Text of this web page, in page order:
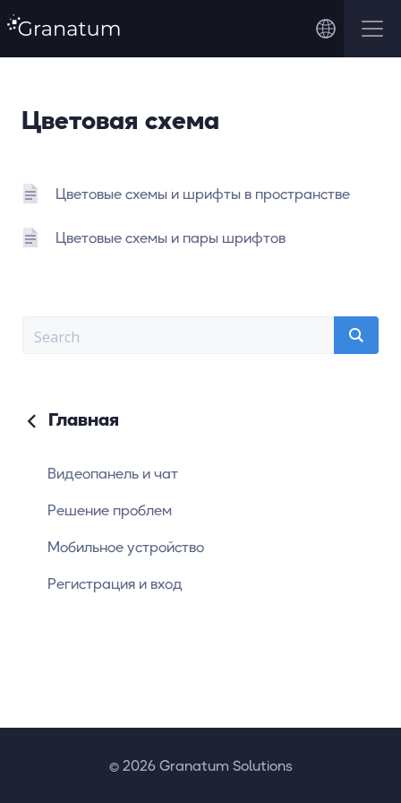
Цветовая схема
Цветовые схемы и шрифты в пространстве
Цветовые схемы и пары шрифтов
Главная
Видеопанель и чат
Решение проблем
Мобильное устройство
Регистрация и вход
© 2026 Granatum Solutions